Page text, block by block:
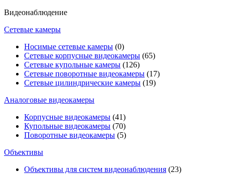
Видеонаблюдение
Сетевые камеры
Носимые сетевые камеры (0)
Сетевые корпусные видеокамеры (65)
Сетевые купольные камеры (126)
Сетевые поворотные видеокамеры (17)
Сетевые цилиндрические камеры (19)
Аналоговые видеокамеры
Корпусные видеокамеры (41)
Купольные видеокамеры (70)
Поворотные видеокамеры (5)
Объективы
Объективы для систем видеонаблюдения (23)